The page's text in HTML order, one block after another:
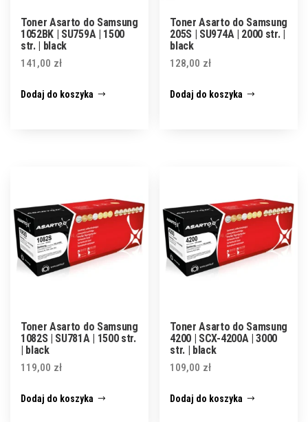
Toner Asarto do Samsung
1052BK | SU759A | 1500
str. | black
141,00 zł
Dodaj do koszyka
Toner Asarto do Samsung
205S | SU974A | 2000 str. |
black
128,00 zł
Dodaj do koszyka
Toner Asarto do Samsung
1082S | SU781A | 1500 str.
| black
119,00 zł
Dodaj do koszyka
Toner Asarto do Samsung
4200 | SCX-4200A | 3000
str. | black
109,00 zł
Dodaj do koszyka